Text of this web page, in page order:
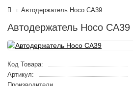
Автодержатель Hoco CA39
Автодержатель Hoco CA39
Код Товара:
Артикул: